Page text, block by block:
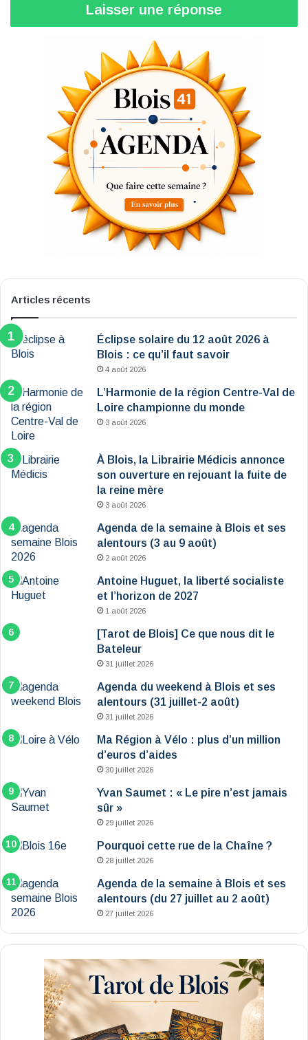
Laisser une réponse
Articles récents
Éclipse solaire du 12 août 2026 à
Blois : ce qu’il faut savoir
4 août 2026
L’Harmonie de la région Centre-Val de
Loire championne du monde
3 août 2026
À Blois, la Librairie Médicis annonce
son ouverture en rejouant la fuite de
la reine mère
3 août 2026
Agenda de la semaine à Blois et ses
alentours (3 au 9 août)
2 août 2026
Antoine Huguet, la liberté socialiste
et l’horizon de 2027
1 août 2026
[Tarot de Blois] Ce que nous dit le
Bateleur
31 juillet 2026
Agenda du weekend à Blois et ses
alentours (31 juillet-2 août)
31 juillet 2026
Ma Région à Vélo : plus d’un million
d’euros d’aides
30 juillet 2026
Yvan Saumet : « Le pire n’est jamais
sûr »
29 juillet 2026
Pourquoi cette rue de la Chaîne ?
28 juillet 2026
Agenda de la semaine à Blois et ses
alentours (du 27 juillet au 2 août)
27 juillet 2026